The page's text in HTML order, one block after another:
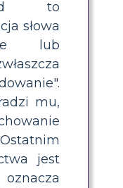
to
słowa
lub
mu,
jest